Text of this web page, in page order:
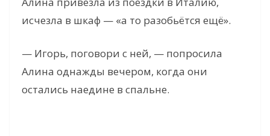
исчезла в шкаф — «а то разобьётся ещё».
— Игорь, поговори с ней, — попросила
Алина однажды вечером, когда они
остались наедине в спальне.